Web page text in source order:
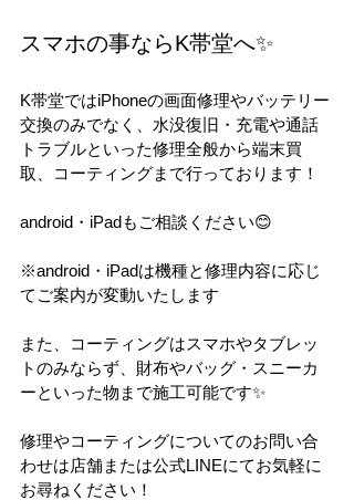
スマホの事ならK帯堂へ✨
K帯堂ではiPhoneの画面修理やバッテリー
交換のみでなく、水没復旧・充電や通話
トラブルといった修理全般から端末買
取、コーティングまで行っております！
android・iPadもご相談ください😊
※android・iPadは機種と修理内容に応じ
てご案内が変動いたします
また、コーティングはスマホやタブレッ
トのみならず、財布やバッグ・スニーカ
ーといった物まで施工可能です✨
修理やコーティングについてのお問い合
わせは店舗または公式LINEにてお気軽に
お尋ねください！